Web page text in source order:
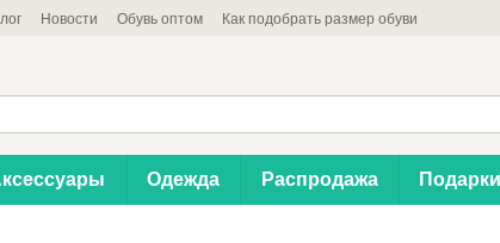
Новости Обувь оптом Как подобрать размер обуви
Одежда Распродажа Подарки